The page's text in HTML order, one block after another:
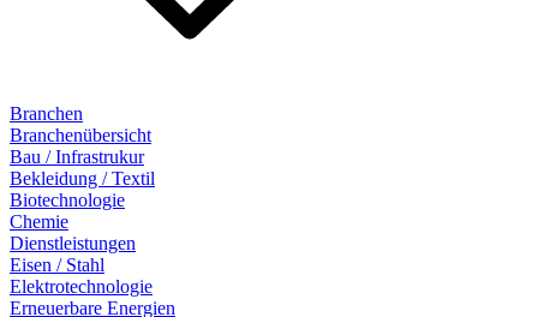
Branchen
Branchenübersicht
Bau / Infrastrukur
Bekleidung / Textil
Biotechnologie
Chemie
Dienstleistungen
Eisen / Stahl
Elektrotechnologie
Erneuerbare Energien